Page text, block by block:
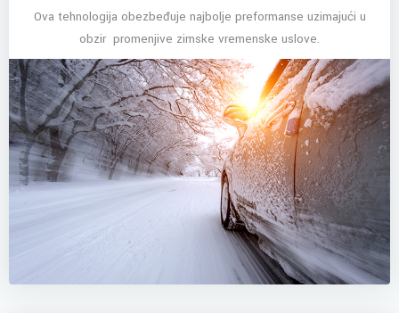
Ova tehnologija obezbeđuje najbolje preformanse uzimajući u
obzir promenjive zimske vremenske uslove.